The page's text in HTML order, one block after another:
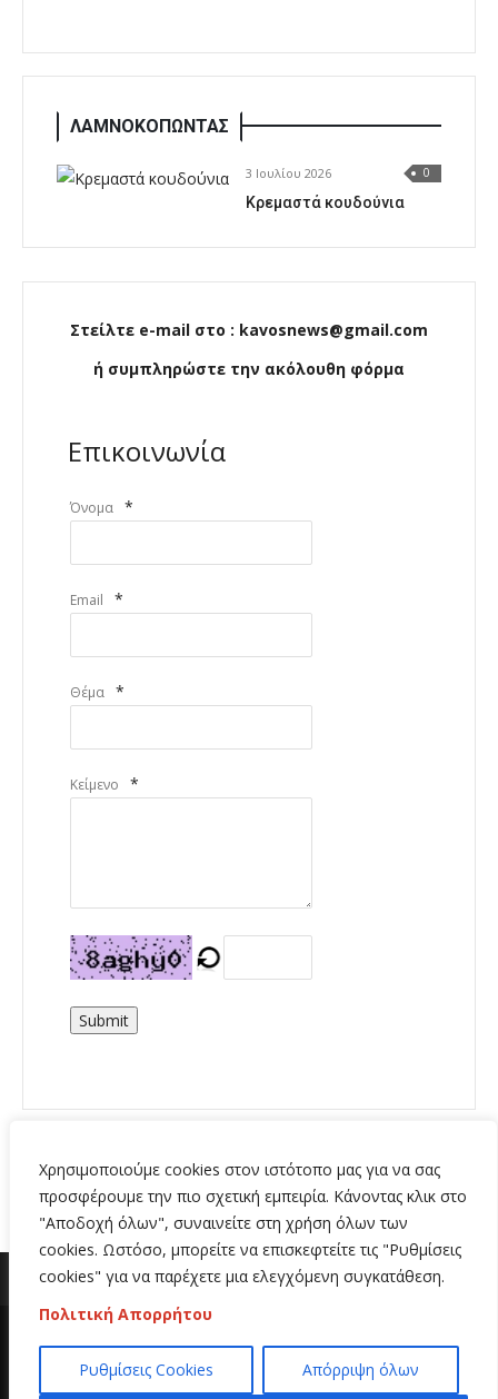
Χρησιμοποιούμε cookies στον ιστότοπο μας για να σας
προσφέρουμε την πιο σχετική εμπειρία. Κάνοντας κλικ στο
"Αποδοχή όλων", συναινείτε στη χρήση όλων των
cookies. Ωστόσο, μπορείτε να επισκεφτείτε τις "Ρυθμίσεις
cookies" για να παρέχετε μια ελεγχόμενη συγκατάθεση.
Πολιτική Απορρήτου
Ρυθμίσεις Cookies Απόρριψη όλων
ΛΑΜΝΟΚΟΠΩΝΤΑΣ
3 Ιουλίου 2026 0
Κρεμαστά κουδούνια
Στείλτε e-mail στο : kavosnews@gmail.com
ή συμπληρώστε την ακόλουθη φόρμα
Επικοινωνία
Όνομα *
Email *
Θέμα *
Κείμενο *
Submit
Copyright 2020 | All Rights Reserved | Κατασκευή
ιστοσελίδων
Hi Web